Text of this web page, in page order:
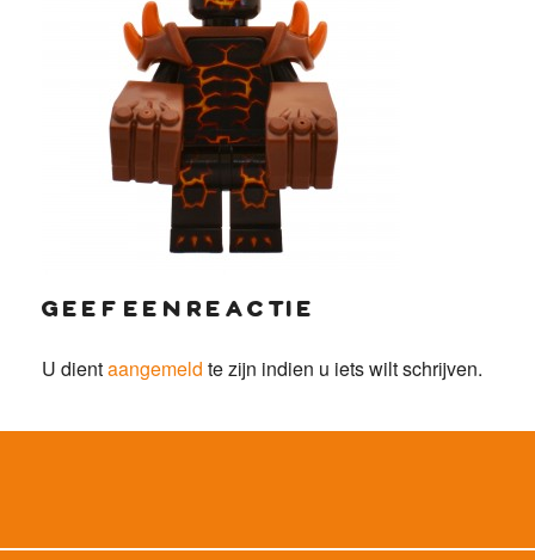
geef een reactie
U dientaangemeld te zijn indien u iets wilt schrijven.